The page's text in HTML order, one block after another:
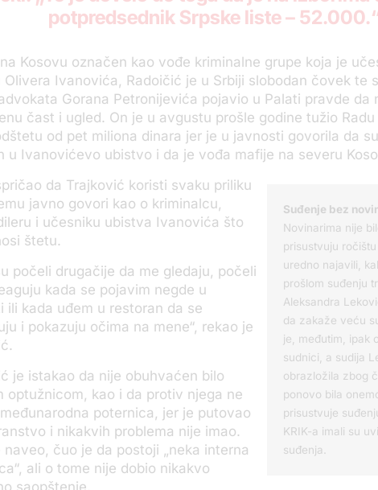
potpredsednik Srpske liste –
Kosovu označen kao vođe kriminalne grupe koja je
Olivera Ivanovića, Radoičić je u Srbiji slobodan čovek te
Gorana Petronijevića pojavio u Palati pravde da
čast i ugled. On je u avgustu prošle godine tužio
od pet miliona dinara jer je u javnosti govorila da
u Ivanovićevo ubistvo i da je vođa mafije na severu
Suđenje bez
Novinarima nije
prisustvuju
uredno najavili,
prošlom suđenju
Aleksandra
da zakaže veću
je, međutim, ipak
sudnici, a sudija
obrazložila zbog
ponovo bila
prisustvuje
KRIK-a imali su
suđenja.
da Trajković koristi svaku priliku
javno govori kao o kriminalcu,
i učesniku ubistva Ivanovića što
štetu.
počeli drugačije da me gledaju, počeli
kada se pojavim negde u
ili kada uđem u restoran da se
i pokazuju očima na mene“, rekao je
je istakao da nije obuhvaćen bilo
optužnicom, kao i da protiv njega ne
poternica, jer je putovao
i nikakvih problema nije imao.
naveo, čuo je da postoji „neka interna
ali o tome nije dobio nikakvo